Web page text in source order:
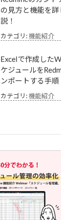
の見方と機能を詳
説！
カテゴリ:機能紹介
Excelで作成した
ケジュールを
ンポートする手順
カテゴリ:機能紹介